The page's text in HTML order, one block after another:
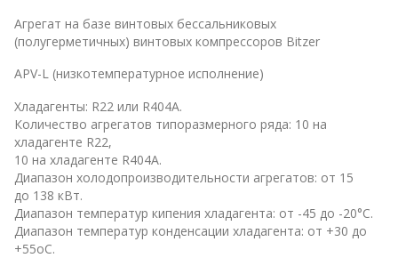
Агрегат на базе винтовых бессальниковых
(полугерметичных) винтовых компрессоров Bitzer
APV-L (низкотемпературное исполнение)
Хладагенты: R22 или R404А.
Количество агрегатов типоразмерного ряда: 10 на
хладагенте R22,
10 на хладагенте R404А.
Диапазон холодопроизводительности агрегатов: от 15
до 138 кВт.
Диапазон температур кипения хладагента: от -45 до -20°С.
Диапазон температур конденсации хладагента: от +30 до
+55оС.